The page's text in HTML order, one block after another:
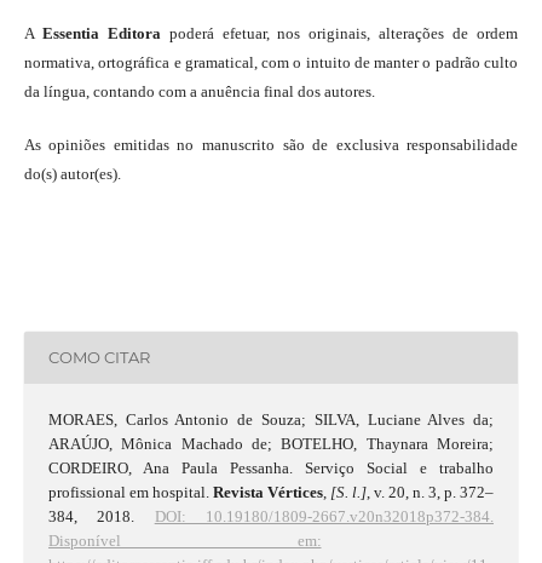
A Essentia Editora poderá efetuar, nos originais, alterações de ordem
normativa, ortográfica e gramatical, com o intuito de manter o padrão culto
da língua, contando com a anuência final dos autores.
As opiniões emitidas no manuscrito são de exclusiva responsabilidade
do(s) autor(es).
COMO CITAR
MORAES, Carlos Antonio de Souza; SILVA, Luciane Alves da;
ARAÚJO, Mônica Machado de; BOTELHO, Thaynara Moreira;
CORDEIRO, Ana Paula Pessanha. Serviço Social e trabalho
profissional em hospital. Revista Vértices [S. l.] , v. 20, n. 3, p. 372–
384, 2018. DOI: 10.19180/1809-2667.v20n32018p372-384.
Disponível em: